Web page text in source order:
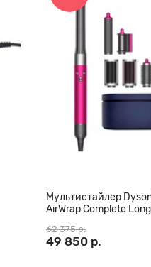
Мультистайлер
AirWrap Complete
62 375 р.
49 850 р.